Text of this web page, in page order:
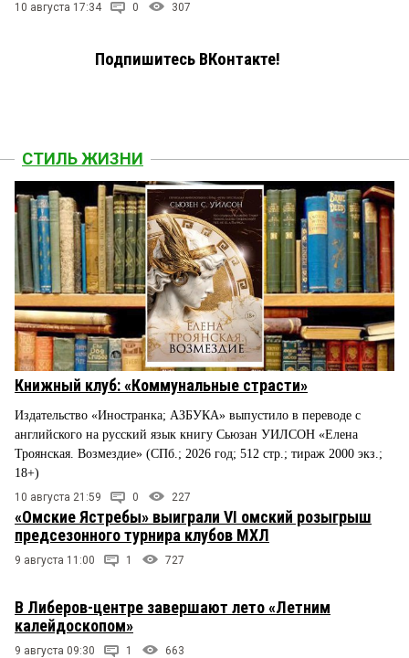
10 августа 17:34 0 307
Подпишитесь ВКонтакте!
СТИЛЬ ЖИЗНИ
Книжный клуб: «Коммунальные страсти»
Издательство «Иностранка; АЗБУКА» выпустило в переводе с
английского на русский язык книгу Сьюзан УИЛСОН «Елена
Троянская. Возмездие» (СПб.; 2026 год; 512 стр.; тираж 2000 экз.;
18+)
10 августа 21:59 0 227
«Омские Ястребы» выиграли VI омский розыгрыш
предсезонного турнира клубов МХЛ
9 августа 11:00 1 727
В Либеров-центре завершают лето «Летним
калейдоскопом»
9 августа 09:30 1 663